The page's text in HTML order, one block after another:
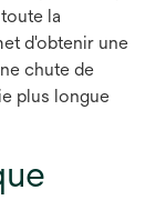
la
d'obtenir une
chute de
plus longue